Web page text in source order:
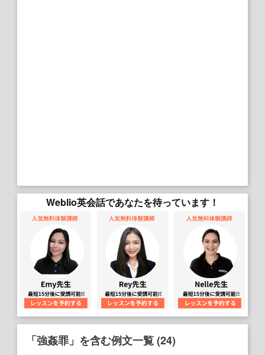
Weblio英会話であなたを待っています！
「強姦罪」を含む例文一覧 (24)